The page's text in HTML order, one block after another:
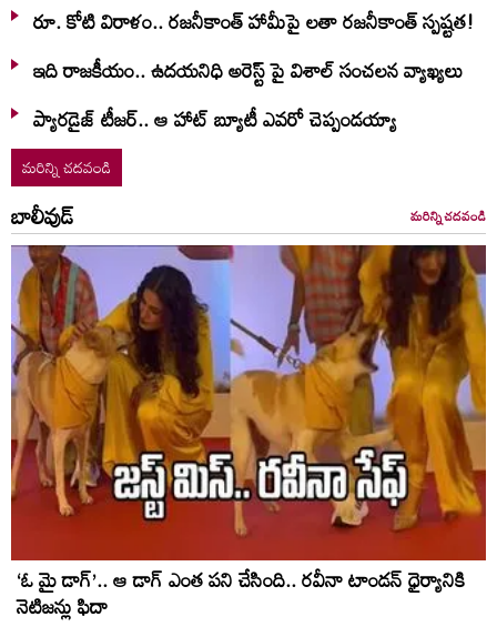
రూ. కోటి విరాళం.. రజనీకాంత్ హామీపై లతా రజనీకాంత్ స్పష్టత!
ఇది రాజకీయం.. ఉదయనిధి అరెస్ట్ పై విశాల్ సంచలన వ్యాఖ్యలు
ప్యారడైజ్ టీజర్.. ఆ హాట్ బ్యూటీ ఎవరో చెప్పండయ్యా
మరిన్ని చదవండి
బాలీవుడ్ మరిన్ని చదవండి
‘ఓ మై డాగ్’.. ఆ డాగ్ ఎంత పని చేసింది.. రవీనా టాండన్ ధైర్యానికి
నెటిజన్లు ఫిదా